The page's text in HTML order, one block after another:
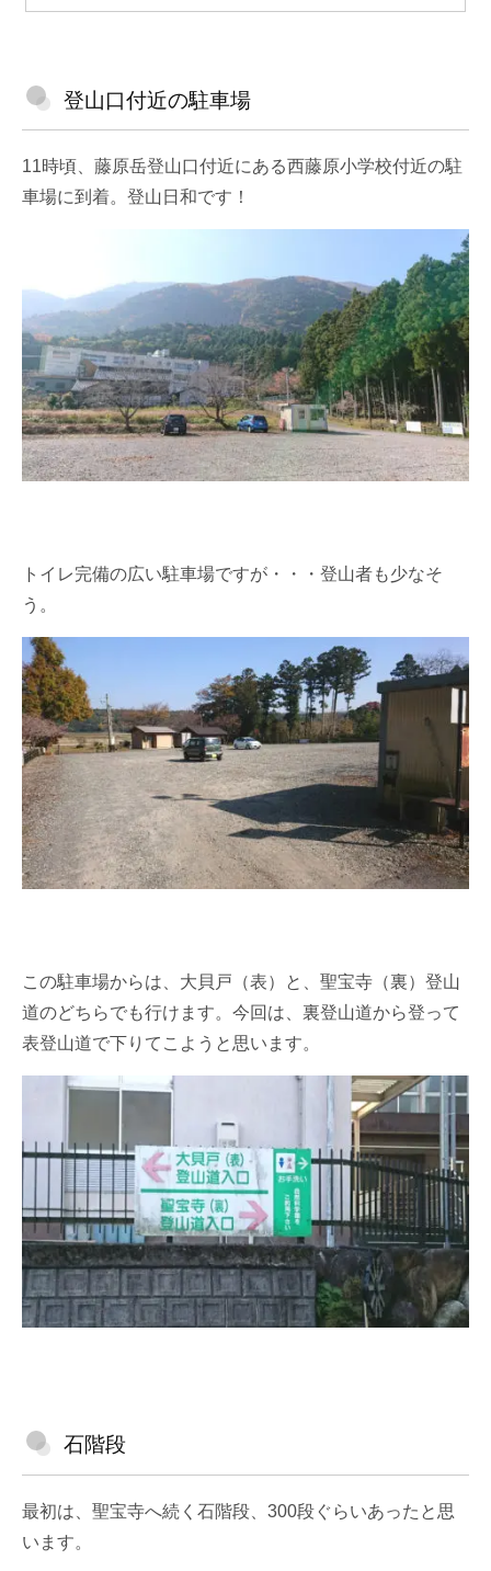
登山口付近の駐車場
11時頃、藤原岳登山口付近にある西藤原小学校付近の駐
車場に到着。登山日和です！
トイレ完備の広い駐車場ですが・・・登山者も少なそ
う。
この駐車場からは、大貝戸（表）と、聖宝寺（裏）登山
道のどちらでも行けます。今回は、裏登山道から登って
表登山道で下りてこようと思います。
石階段
最初は、聖宝寺へ続く石階段、300段ぐらいあったと思
います。